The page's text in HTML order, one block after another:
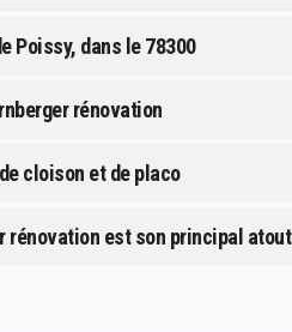
Poissy, dans le 78300
rénovation
cloison et de placo
rénovation est son principal atout